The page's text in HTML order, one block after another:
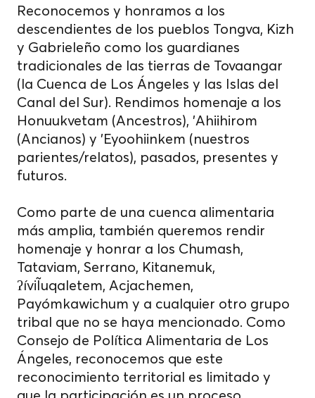
Reconocemos y honramos a los
descendientes de los pueblos Tongva, Kizh
y Gabrieleño como los guardianes
tradicionales de las tierras de Tovaangar
(la Cuenca de Los Ángeles y las Islas del
Canal del Sur). Rendimos homenaje a los
Honuukvetam (Ancestros), 'Ahiihirom
(Ancianos) y 'Eyoohiinkem (nuestros
parientes/relatos), pasados, presentes y
futuros.
Como parte de una cuenca alimentaria
más amplia, también queremos rendir
homenaje y honrar a los Chumash,
Tataviam, Serrano, Kitanemuk,
ʔíviĨuqaletem, Acjachemen,
Payómkawichum y a cualquier otro grupo
tribal que no se haya mencionado. Como
Consejo de Política Alimentaria de Los
Ángeles, reconocemos que este
reconocimiento territorial es limitado y